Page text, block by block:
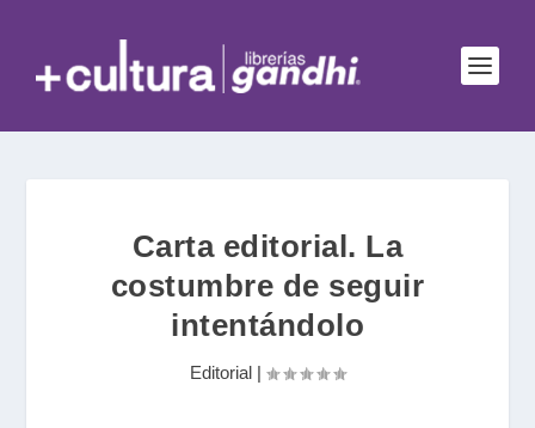
Carta editorial. La
costumbre de seguir
intentándolo
Editorial |